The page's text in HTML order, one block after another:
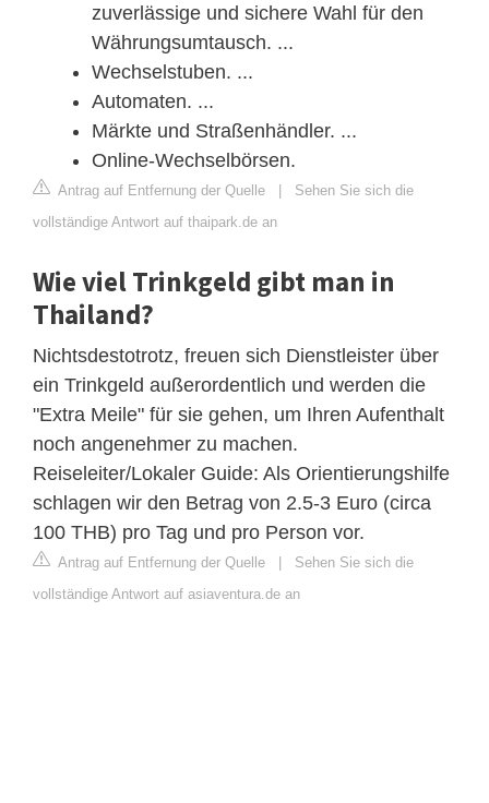
zuverlässige und sichere Wahl für den
Währungsumtausch. ...
Wechselstuben. ...
Automaten. ...
Märkte und Straßenhändler. ...
Online-Wechselbörsen.
Antrag auf Entfernung der Quelle | Sehen Sie sich die
vollständige Antwort auf thaipark.de an
Wie viel Trinkgeld gibt man in
Thailand?
Nichtsdestotrotz, freuen sich Dienstleister über
ein Trinkgeld außerordentlich und werden die
"Extra Meile" für sie gehen, um Ihren Aufenthalt
noch angenehmer zu machen.
Reiseleiter/Lokaler Guide: Als Orientierungshilfe
schlagen wir den Betrag von 2.5-3 Euro (circa
100 THB) pro Tag und pro Person vor.
Antrag auf Entfernung der Quelle | Sehen Sie sich die
vollständige Antwort auf asiaventura.de an